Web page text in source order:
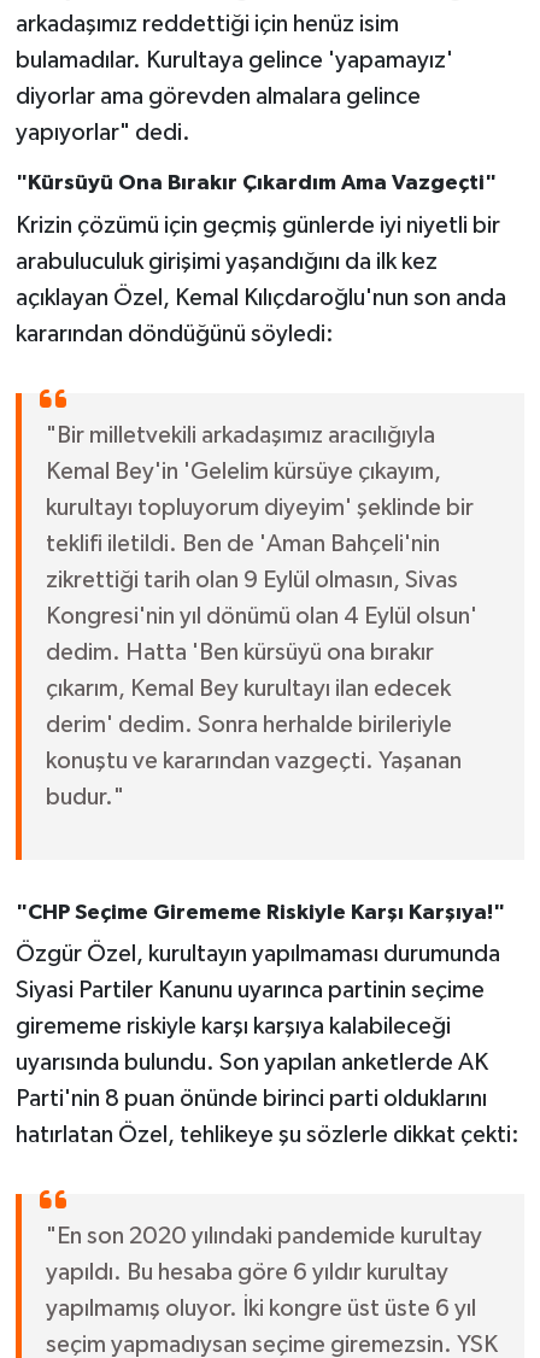
arkadaşımız reddettiği için henüz isim
bulamadılar. Kurultaya gelince 'yapamayız'
diyorlar ama görevden almalara gelince
yapıyorlar" dedi.
"Kürsüyü Ona Bırakır Çıkardım Ama Vazgeçti"
Krizin çözümü için geçmiş günlerde iyi niyetli bir
arabuluculuk girişimi yaşandığını da ilk kez
açıklayan Özel, Kemal Kılıçdaroğlu'nun son anda
kararından döndüğünü söyledi:
"Bir milletvekili arkadaşımız aracılığıyla
Kemal Bey'in 'Gelelim kürsüye çıkayım,
kurultayı topluyorum diyeyim' şeklinde bir
teklifi iletildi. Ben de 'Aman Bahçeli'nin
zikrettiği tarih olan 9 Eylül olmasın, Sivas
Kongresi'nin yıl dönümü olan 4 Eylül olsun'
dedim. Hatta 'Ben kürsüyü ona bırakır
çıkarım, Kemal Bey kurultayı ilan edecek
derim' dedim. Sonra herhalde birileriyle
konuştu ve kararından vazgeçti. Yaşanan
budur."
"CHP Seçime Girememe Riskiyle Karşı Karşıya!"
Özgür Özel, kurultayın yapılmaması durumunda
Siyasi Partiler Kanunu uyarınca partinin seçime
girememe riskiyle karşı karşıya kalabileceği
uyarısında bulundu. Son yapılan anketlerde AK
Parti'nin 8 puan önünde birinci parti olduklarını
hatırlatan Özel, tehlikeye şu sözlerle dikkat çekti:
"En son 2020 yılındaki pandemide kurultay
yapıldı. Bu hesaba göre 6 yıldır kurultay
yapılmamış oluyor. İki kongre üst üste 6 yıl
seçim yapmadıysan seçime giremezsin. YSK